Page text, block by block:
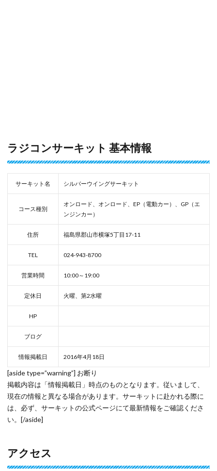
ラジコンサーキット 基本情報
サーキット名 シルバーウイングサーキット
コース種別
オンロード、オンロード、EP（電動カー）、GP（エ
ンジンカー）
住所 福島県郡山市横塚5丁目17-11
TEL 024-943-8700
営業時間 10:00～19:00
定休日 火曜、第2水曜
HP
ブログ
情報掲載日 2016年4月18日
[aside type=”warning”] お断り
掲載内容は「情報掲載日」時点のものとなります。従いまして、
現在の情報と異なる場合があります。サーキットに赴かれる際に
は、必ず、サーキットの公式ページにて最新情報をご確認くださ
い。[/aside]
アクセス